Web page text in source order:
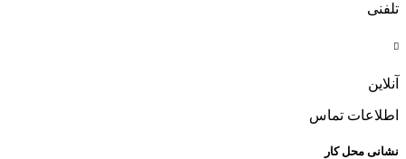
تلفنی

آنلاین
اطلاعات تماس
نشانی محل کار